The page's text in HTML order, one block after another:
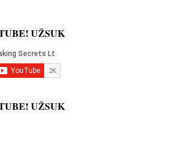
UŽSUK
UŽSUK